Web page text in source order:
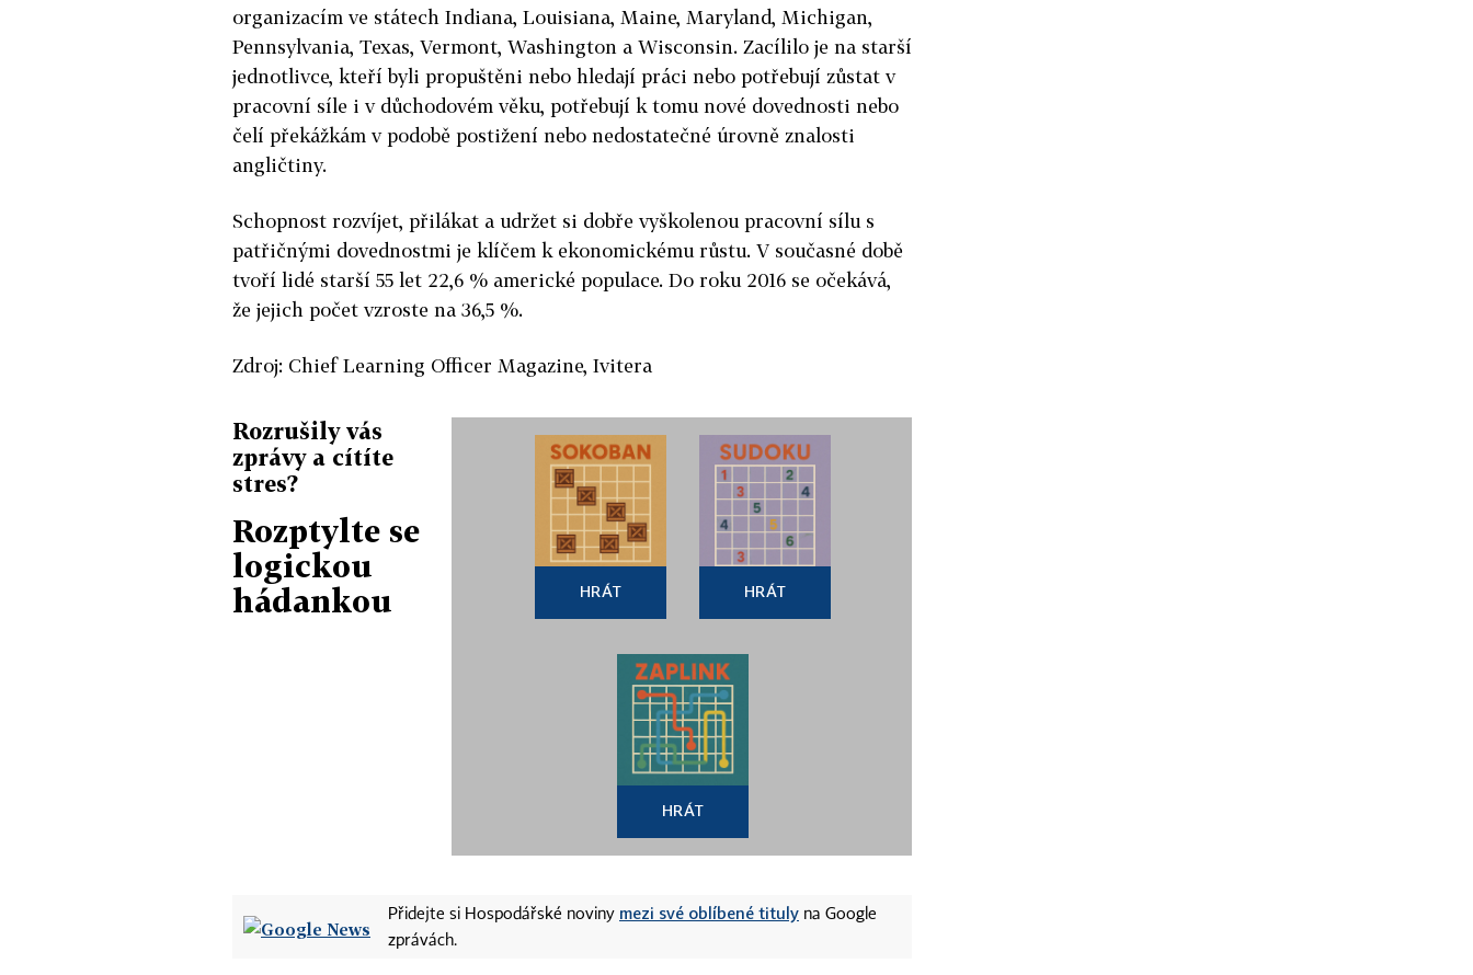
organizacím ve státech Indiana, Louisiana, Maine, Maryland, Michigan,
Pennsylvania, Texas, Vermont, Washington a Wisconsin. Zacílilo je na starší
jednotlivce, kteří byli propuštěni nebo hledají práci nebo potřebují zůstat v
pracovní síle i v důchodovém věku, potřebují k tomu nové dovednosti nebo
čelí překážkám v podobě postižení nebo nedostatečné úrovně znalosti
angličtiny.
Schopnost rozvíjet, přilákat a udržet si dobře vyškolenou pracovní sílu s
patřičnými dovednostmi je klíčem k ekonomickému růstu. V současné době
tvoří lidé starší 55 let 22,6 % americké populace. Do roku 2016 se očekává,
že jejich počet vzroste na 36,5 %.
Zdroj: Chief Learning Officer Magazine, Ivitera
Rozrušily vás
zprávy a cítíte
stres?
Rozptylte se
logickou
hádankou
HRÁT HRÁT
HRÁT
Přidejte si Hospodářské noviny mezi své oblíbené tituly na Google
zprávách.